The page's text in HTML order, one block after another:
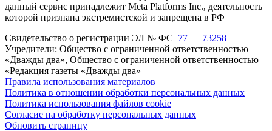
данный сервис принадлежит Meta Platforms Inc., деятельность
которой признана экстремистской и запрещена в РФ
Свидетельство о регистрации ЭЛ № ФС 77 — 73258
Учредители: Общество с ограниченной ответственностью
«Дважды два», Общество с ограниченной ответственностью
«Редакция газеты «Дважды два»
Правила использования материалов
Политика в отношении обработки персональных данных
Политика использования файлов cookie
Согласие на обработку персональных данных
Обновить страницу